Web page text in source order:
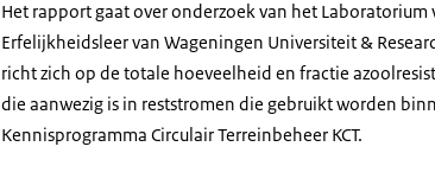
Het rapport gaat over onderzoek van het Laboratorium
Erfelijkheidsleer van Wageningen Universiteit &
richt zich op de totale hoeveelheid en fractie
die aanwezig is in reststromen die gebruikt worden
Kennisprogramma Circulair Terreinbeheer KCT.